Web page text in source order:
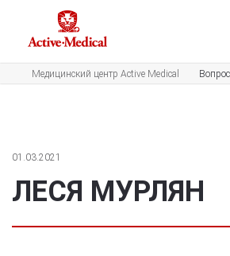
Медицинский центр Active Medical
01.03.2021
ЛЕСЯ МУРЛЯН